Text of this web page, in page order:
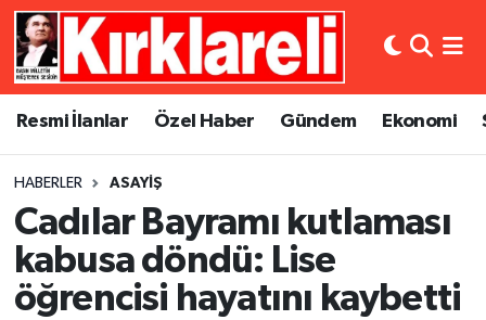
Resmi İlanlar Özel Haber Gündem Ekonomi
HABERLER ASAYIŞ
Cadılar Bayramı kutlaması
kabusa döndü: Lise
öğrencisi hayatını kaybetti
Resmi İlanlar
Gündem
Ekonomi
Siyaset
Asayiş
Dünya
Eğitim
Kültür Sanat
Künye
Gizlilik Sözleşmesi
Merkez Nöbetçi Eczaneler
Merkez Trafik Yoğunluk Haritası
Süper Lig Puan Durumu ve Fikstür
Tüm Manşetler